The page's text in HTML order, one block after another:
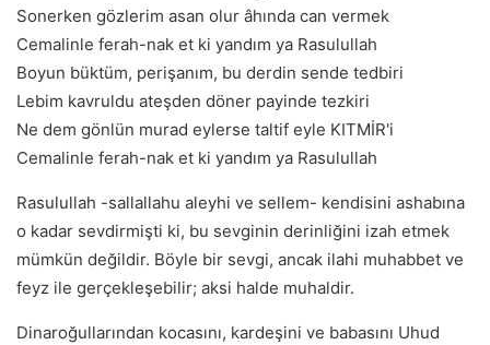
Sonerken gözlerim asan olur âhında can vermek
Cemalinle ferah-nak et ki yandım ya Rasulullah
Boyun büktüm, perişanım, bu derdin sende tedbiri
Lebim kavruldu ateşden döner payinde tezkiri
Ne dem gönlün murad eylerse taltif eyle KITMİR'i
Cemalinle ferah-nak et ki yandım ya Rasulullah
Rasulullah -sallallahu aleyhi ve sellem- kendisini ashabına
o kadar sevdirmişti ki, bu sevginin derinliğini izah etmek
mümkün değildir. Böyle bir sevgi, ancak ilahi muhabbet ve
feyz ile gerçekleşebilir; aksi halde muhaldir.
Dinaroğullarından kocasını, kardeşini ve babasını Uhud